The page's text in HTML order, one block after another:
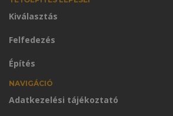
Kiválasztás
Felfedezés
Építés
NAVIGÁCIÓ
Adatkezelési tájékoztató